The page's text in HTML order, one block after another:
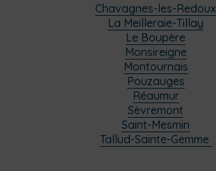
Chavagnes-les-Redoux
La Meilleraie-Tillay
Le Boupère
Monsireigne
Montournais
Pouzauges
Réaumur
Sèvremont
Saint-Mesmin
Tallud-Sainte-Gemme